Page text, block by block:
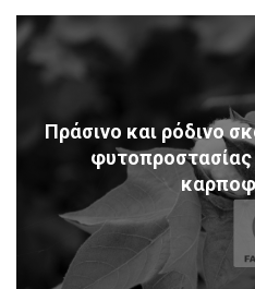
Πράσινο και ρόδινο
φυτοπροστασίας